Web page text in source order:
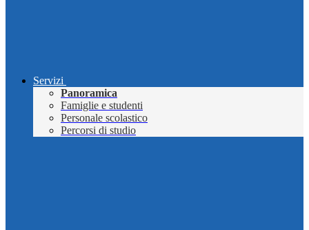
Servizi
Panoramica
Famiglie e studenti
Personale scolastico
Percorsi di studio